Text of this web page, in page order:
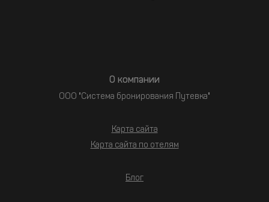
О компании
ООО "Система бронирования Путевка"
Карта сайта
Карта сайта по отелям
Блог